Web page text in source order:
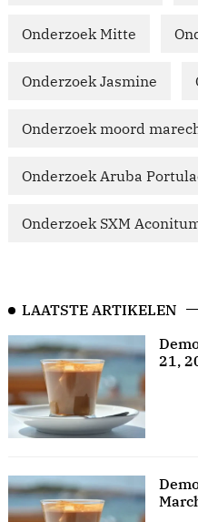
Onderzoek Mitte
Onderzoek Jasmine
Onderzoek moord
Onderzoek Aruba
Onderzoek SXM
LAATSTE ARTIKELEN
21,